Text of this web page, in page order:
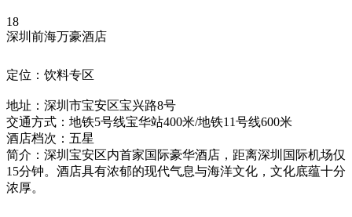
18
深圳前海万豪酒店
定位：饮料专区
地址：深圳市宝安区宝兴路8号
交通方式：地铁5号线宝华站400米/地铁11号线600米
酒店档次：五星
简介：深圳宝安区内首家国际豪华酒店，距离深圳国际机场仅
15分钟。酒店具有浓郁的现代气息与海洋文化，文化底蕴十分
浓厚。